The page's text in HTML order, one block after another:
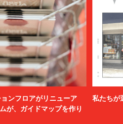
ンフロアがリニューア
が、ガイドマップを作り
私たちが